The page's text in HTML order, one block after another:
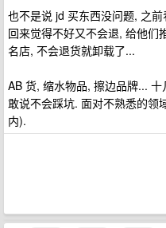
也不是说 jd 买东西没问题, 之
回来觉得不好又不会退, 给他们
名店, 不会退货就卸载了...
AB 货, 缩水物品, 擦边品牌...
敢说不会踩坑. 面对不熟悉的领
内).